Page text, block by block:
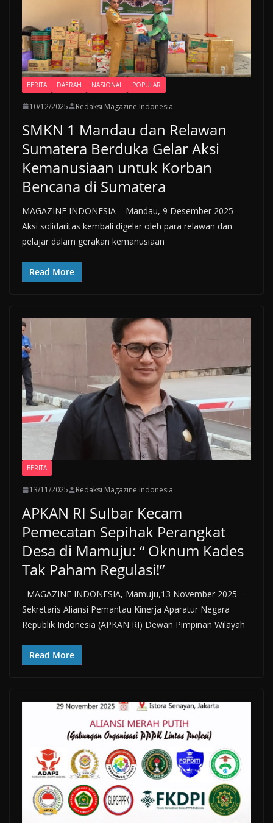
BERITA DAERAH NASIONAL POPULAR
10/12/2025 Redaksi Magazine Indonesia
SMKN 1 Mandau dan Relawan
Sumatera Berduka Gelar Aksi
Kemanusiaan untuk Korban
Bencana di Sumatera
MAGAZINE INDONESIA – Mandau, 9 Desember 2025 —
Aksi solidaritas kembali digelar oleh para relawan dan
pelajar dalam gerakan kemanusiaan
Read More
BERITA
13/11/2025 Redaksi Magazine Indonesia
APKAN RI Sulbar Kecam
Pemecatan Sepihak Perangkat
Desa di Mamuju: “ Oknum Kades
Tak Paham Regulasi!”
MAGAZINE INDONESIA, Mamuju,13 November 2025 —
Sekretaris Aliansi Pemantau Kinerja Aparatur Negara
Republik Indonesia (APKAN RI) Dewan Pimpinan Wilayah
Read More